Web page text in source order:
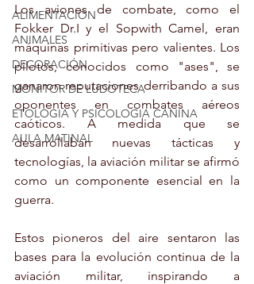
ALIMENTACIÓN
ANIMALES
DECORACIÓN
MONITOR DE LUDOTECA
ETOLOGIA Y PSICOLOGIA CANINA
AULA MATINAL
Los aviones de combate, como el
Fokker Dr.I y el Sopwith Camel, eran
máquinas primitivas pero valientes. Los
pilotos, conocidos como "ases", se
ganaron reputaciones derribando a sus
oponentes en combates aéreos
caóticos. A medida que se
desarrollaban nuevas tácticas y
tecnologías, la aviación militar se afirmó
como un componente esencial en la
guerra.
Estos pioneros del aire sentaron las
bases para la evolución continua de la
aviación militar, inspirando a